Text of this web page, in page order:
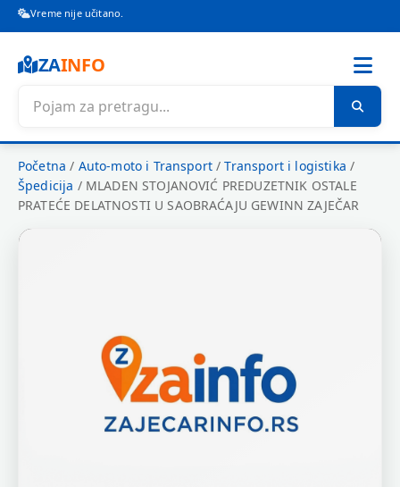
Vreme nije učitano.
ZAINFO
Početna / Auto-moto i Transport/Transport i logistika /
Špedicija / MLADEN STOJANOVIĆ PREDUZETNIK OSTALE
PRATEĆE DELATNOSTI U SAOBRAĆAJU GEWINN ZAJEČAR